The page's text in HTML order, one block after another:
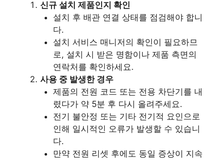
신규 설치 제품인지 확인
설치 후 배관 연결 상태를 점검해야 합니
다.
설치 서비스 매니저의 확인이 필요하므
로, 설치 시 받은 명함이나 제품 측면의
연락처를 확인하세요.
사용 중 발생한 경우
제품의 전원 코드 또는 전용 차단기를 내
렸다가 약 5분 후 다시 올려주세요.
전기 불안정 또는 기타 전기적 요인으로
인해 일시적인 오류가 발생할 수 있습니
다.
만약 전원 리셋 후에도 동일 증상이 지속